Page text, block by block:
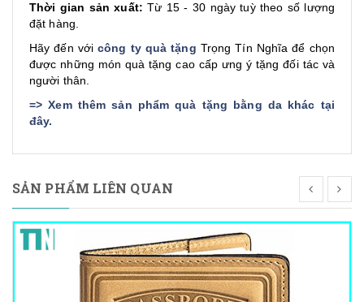
Thời gian sản xuất: Từ 15 - 30 ngày tuỳ theo số lượng
đặt hàng.
Hãy đến vớicông ty quà tặng Trọng Tín Nghĩa để chọn
được những món quà tặng cao cấp ưng ý tặng đối tác và
người thân.
=>Xem thêm sản phẩm quà tặng bằng da khác tại
đây.
SẢN PHẨM LIÊN QUAN